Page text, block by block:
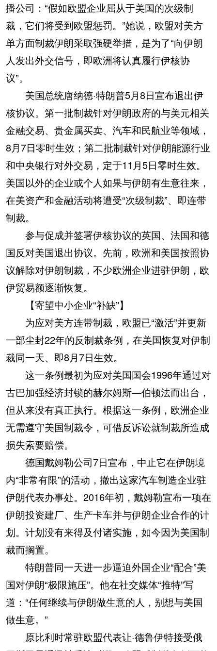
播公司：“假如欧盟企业屈从于美国的次级制
裁，它们将受到欧盟惩罚。”她说，欧盟对美方
单方面制裁伊朗采取强硬举措，是为了“向伊朗
人发出外交信号，即欧洲将认真履行伊核协
议”。
美国总统唐纳德·特朗普5月8日宣布退出伊
核协议。第一批制裁针对伊朗政府的与美元相关
金融交易、贵金属买卖、汽车和民航业等领域，
8月7日零时生效；第二批制裁针对伊朗能源行业
和中央银行对外交易，定于11月5日零时生效。
美国以外的企业或个人如果与伊朗有生意往来，
在美资产和金融活动将遭受“次级制裁”、即连带
制裁。
参与促成并签署伊核协议的英国、法国和德
国反对美国退出协议。先前，欧洲和美国按照协
议解除对伊朗制裁，不少欧洲企业进驻伊朗，欧
伊贸易额逐渐恢复。
【寄望中小企业“补缺”】
为应对美方连带制裁，欧盟已“激活”并更新
一部尘封22年的反制裁条例，在美国恢复对伊制
裁同一天、即8月7日生效。
这一条例最初为应对美国国会1996年通过对
古巴加强经济封锁的赫尔姆斯—伯顿法而出台，
但从来没有真正执行。根据这一条例，欧洲企业
无需遵守美国制裁令，可借反诉讼就制裁所造成
损失索要赔偿。
德国戴姆勒公司7日宣布，中止它在伊朗境
内“非常有限”的活动，撤出这家汽车制造企业驻
伊朗代表办事处。2016年初，戴姆勒宣布一项在
伊朗投资建厂、生产卡车并与伊朗企业合作的计
划。计划没有来得及付诸实施，如今因为美国制
裁而搁置。
特朗普同一天进一步逼迫外国企业“配合”美
国对伊朗“极限施压”。他在社交媒体“推特”写
道：“任何继续与伊朗做生意的人，别想与美国
做生意。”
原比利时常驻欧盟代表让·德鲁伊特接受俄